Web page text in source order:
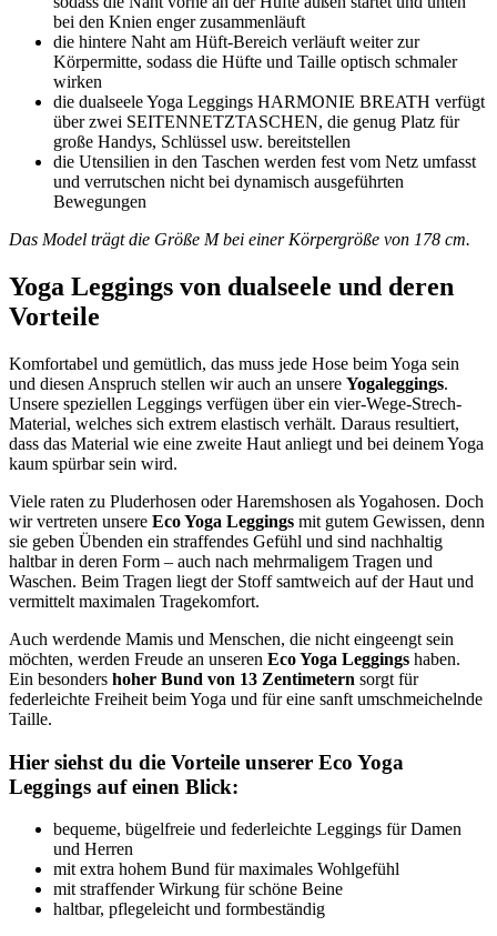
bei den Knien enger zusammenläuft
die hintere Naht am Hüft-Bereich verläuft weiter zur
Körpermitte, sodass die Hüfte und Taille optisch schmaler
wirken
die dualseele Yoga Leggings HARMONIE BREATH verfügt
über zwei SEITENNETZTASCHEN, die genug Platz für
große Handys, Schlüssel usw. bereitstellen
die Utensilien in den Taschen werden fest vom Netz umfasst
und verrutschen nicht bei dynamisch ausgeführten
Bewegungen
Das Model trägt die Größe M bei einer Körpergröße von 178 cm.
Yoga Leggings von dualseele und deren
Vorteile
Komfortabel und gemütlich, das muss jede Hose beim Yoga sein
und diesen Anspruch stellen wir auch an unsere Yogaleggings.
Unsere speziellen Leggings verfügen über ein vier-Wege-Strech-
Material, welches sich extrem elastisch verhält. Daraus resultiert,
dass das Material wie eine zweite Haut anliegt und bei deinem Yoga
kaum spürbar sein wird.
Viele raten zu Pluderhosen oder Haremshosen als Yogahosen. Doch
wir vertreten unsere Eco Yoga Leggings mit gutem Gewissen, denn
sie geben Übenden ein straffendes Gefühl und sind nachhaltig
haltbar in deren Form – auch nach mehrmaligem Tragen und
Waschen. Beim Tragen liegt der Stoff samtweich auf der Haut und
vermittelt maximalen Tragekomfort.
Auch werdende Mamis und Menschen, die nicht eingeengt sein
möchten, werden Freude an unseren Eco Yoga Leggings haben.
Ein besonders hoher Bund von 13 Zentimetern sorgt für
federleichte Freiheit beim Yoga und für eine sanft umschmeichelnde
Taille.
Hier siehst du die Vorteile unserer Eco Yoga
Leggings auf einen Blick:
bequeme, bügelfreie und federleichte Leggings für Damen
und Herren
mit extra hohem Bund für maximales Wohlgefühl
mit straffender Wirkung für schöne Beine
haltbar, pflegeleicht und formbeständig